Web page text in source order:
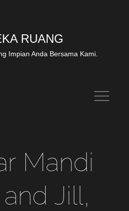
RUANG
Impian Anda Bersama Kami.
Mandi
Jill,